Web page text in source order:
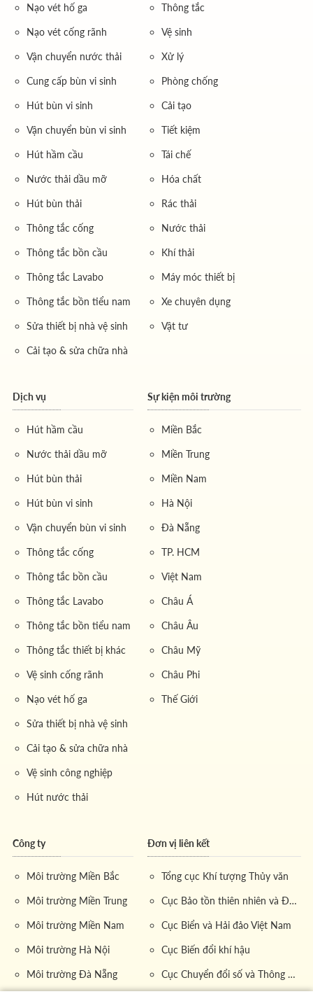
Nạo vét hố ga
Nạo vét cống rãnh
Vận chuyển nước thải
Cung cấp bùn vi sinh
Hút bùn vi sinh
Vận chuyển bùn vi sinh
Hút hầm cầu
Nước thải dầu mỡ
Hút bùn thải
Thông tắc cống
Thông tắc bồn cầu
Thông tắc Lavabo
Thông tắc bồn tiểu nam
Sửa thiết bị nhà vệ sinh
Cải tạo & sửa chữa nhà
Thông tắc
Vệ sinh
Xử lý
Phòng chống
Cải tạo
Tiết kiệm
Tái chế
Hóa chất
Rác thải
Nước thải
Khí thải
Máy móc thiết bị
Xe chuyên dụng
Vật tư
Dịch vụ
Hút hầm cầu
Nước thải dầu mỡ
Hút bùn thải
Hút bùn vi sinh
Vận chuyển bùn vi sinh
Thông tắc cống
Thông tắc bồn cầu
Thông tắc Lavabo
Thông tắc bồn tiểu nam
Thông tắc thiết bị khác
Vệ sinh cống rãnh
Nạo vét hố ga
Sửa thiết bị nhà vệ sinh
Cải tạo & sửa chữa nhà
Vệ sinh công nghiệp
Hút nước thải
Sự kiện môi trường
Miền Bắc
Miền Trung
Miền Nam
Hà Nội
Đà Nẵng
TP. HCM
Việt Nam
Châu Á
Châu Âu
Châu Mỹ
Châu Phi
Thế Giới
Công ty
Môi trường Miền Bắc
Môi trường Miền Trung
Môi trường Miền Nam
Môi trường Hà Nội
Môi trường Đà Nẵng
Đơn vị liên kết
Tổng cục Khí tượng Thủy văn
Cục Bảo tồn thiên nhiên và Đa dạng sinh học
Cục Biển và Hải đảo Việt Nam
Cục Biến đổi khí hậu
Cục Chuyển đổi số và Thông tin dữ liệu tài nguyên môi trường